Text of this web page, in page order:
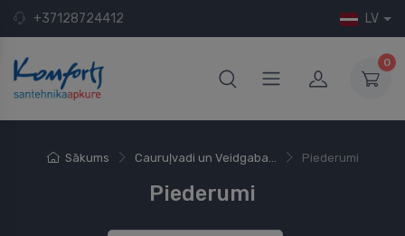
+37128724412 LV
0
Sākums Cauruļvadi un Veidgaba... Piederumi
Piederumi